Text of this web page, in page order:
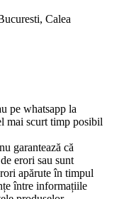
Calea
pe whatsapp la
mai scurt timp posibil
garantează că
erori sau sunt
apărute în timpul
între informațiile